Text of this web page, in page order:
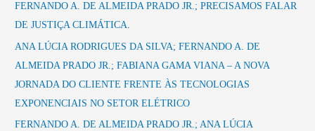
FERNANDO A. DE ALMEIDA PRADO JR.; PRECISAMOS FALAR
DE JUSTIÇA CLIMÁTICA.
ANA LÚCIA RODRIGUES DA SILVA; FERNANDO A. DE
ALMEIDA PRADO JR.; FABIANA GAMA VIANA – A NOVA
JORNADA DO CLIENTE FRENTE ÀS TECNOLOGIAS
EXPONENCIAIS NO SETOR ELÉTRICO
FERNANDO A. DE ALMEIDA PRADO JR.; ANA LÚCIA